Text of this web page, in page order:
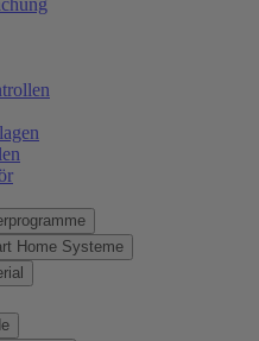
Home Systeme